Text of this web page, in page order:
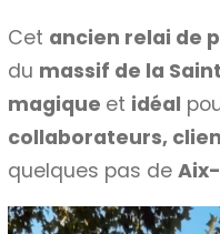
Cet ancien relai de
du massif de la
magique et idéal
collaborateurs,
quelques pas de